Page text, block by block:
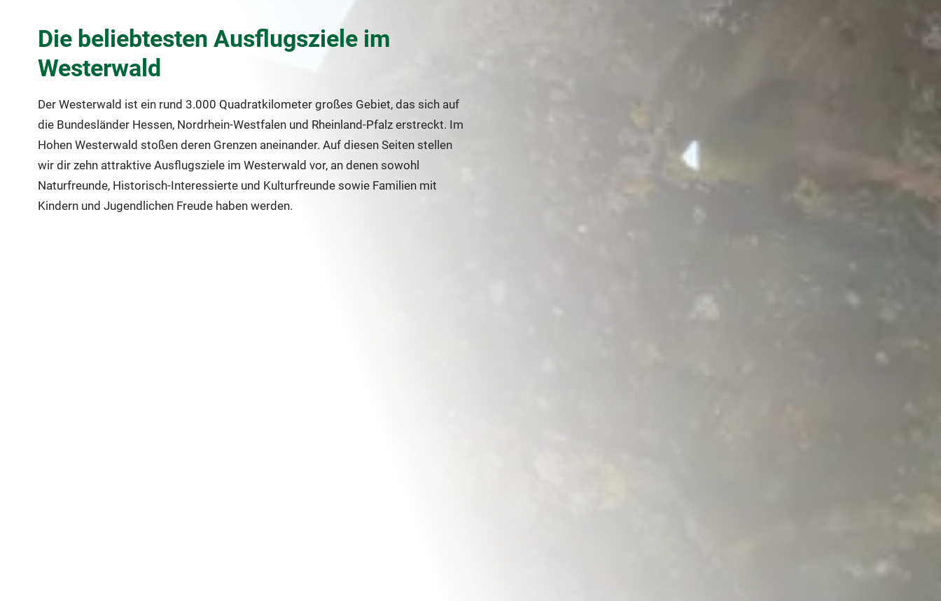
Die beliebtesten Ausflugsziele im
Westerwald
Der Westerwald ist ein rund 3.000 Quadratkilometer großes Gebiet, das sich auf
die Bundesländer Hessen, Nordrhein-Westfalen und Rheinland-Pfalz erstreckt. Im
Hohen Westerwald stoßen deren Grenzen aneinander. Auf diesen Seiten stellen
wir dir zehn attraktive Ausflugsziele im Westerwald vor, an denen sowohl
Naturfreunde, Historisch-Interessierte und Kulturfreunde sowie Familien mit
Kindern und Jugendlichen Freude haben werden.